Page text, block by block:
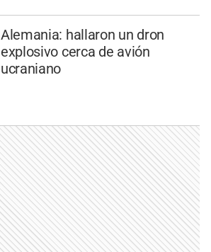
Alemania: hallaron un dron
explosivo cerca de avión
ucraniano